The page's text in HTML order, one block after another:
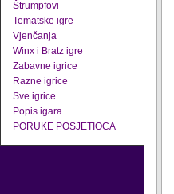
Štrumpfovi
Tematske igre
Vjenčanja
Winx i Bratz igre
Zabavne igrice
Razne igrice
Sve igrice
Popis igara
PORUKE POSJETIOCA